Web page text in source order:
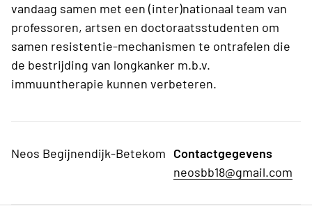
vandaag samen met een (inter)nationaal team van
professoren, artsen en doctoraatsstudenten om
samen resistentie-mechanismen te ontrafelen die
de bestrijding van longkanker m.b.v.
immuuntherapie kunnen verbeteren.
Neos Begijnendijk-Betekom Contactgegevens
neosbb18@gmail.com